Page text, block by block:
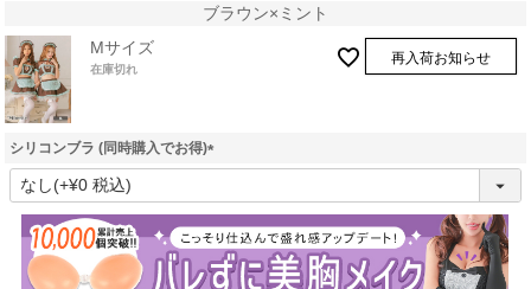
ブラウン×ミント
Mサイズ
在庫切れ
再入荷お知らせ
シリコンブラ (同時購入でお得)
(
須
)